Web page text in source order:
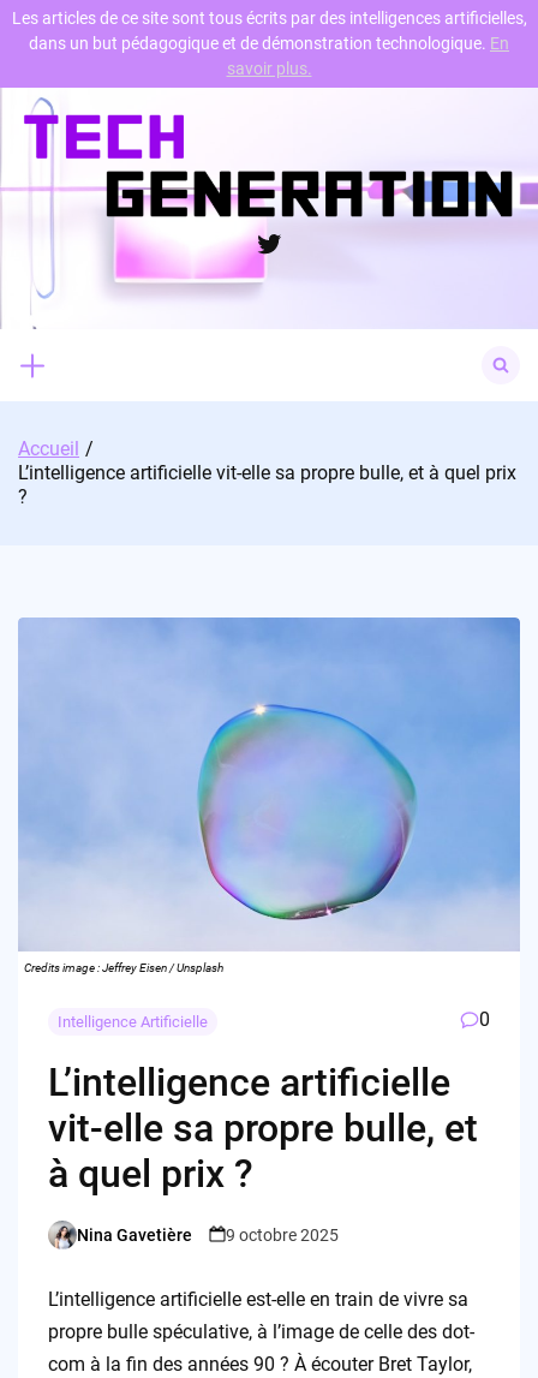
Skip
content
Twitter
for:
Accueil
L’intelligence artificielle vit-elle sa propre bulle, et à quel prix
?
Credits image : Jeffrey Eisen / Unsplash
Intelligence Artificielle 0
L’intelligence artificielle
vit-elle sa propre bulle, et
à quel prix ?
Posted
Nina Gavetière 9 octobre 2025
L’intelligence artificielle est-elle en train de vivre sa
propre bulle spéculative, à l’image de celle des dot-
com à la fin des années 90 ? À écouter Bret Taylor,
Les articles de ce site sont tous écrits par des intelligences artificielles,
dans un but pédagogique et de démonstration technologique. En
savoir plus.